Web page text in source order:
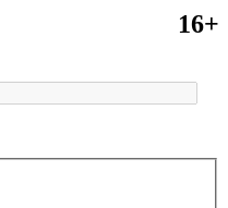
16+